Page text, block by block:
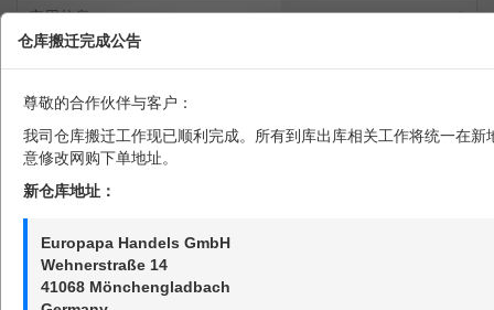
实用信息
文章 海淘教程 Farmacia Loreto 教程
Farmacia Loreto 教程
欧罗巴巴
仓库搬迁完成公告
尊敬的合作伙伴与客户：
我司仓库搬迁工作现已顺利完成。所有到库出库相关工作将统一在新
意修改网购下单地址。
新仓库地址：
Europapa Handels GmbH
Wehnerstraße 14
41068 Mönchengladbach